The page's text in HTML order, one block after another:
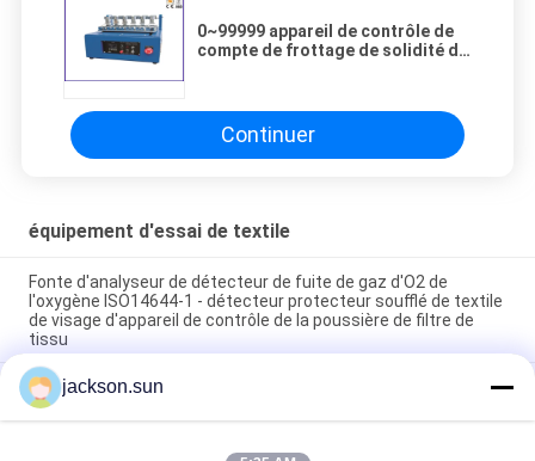
0~99999 appareil de contrôle de
compte de frottage de solidité de
textile de JIS L0849
Continuer
équipement d'essai de textile
Fonte d'analyseur de détecteur de fuite de gaz d'O2 de
l'oxygène ISO14644-1 - détecteur protecteur soufflé de textile
de visage d'appareil de contrôle de la poussière de filtre de
tissu
Appareil de contrôle de résistance d'ébarbage d'équipement
d'essai de textile d'ASTM D5362/fauteuil poire de tissu
215mmx115mm
jackson.sun